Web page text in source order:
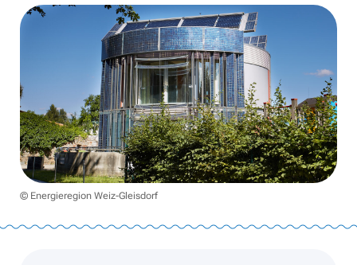
© Energieregion Weiz-Gleisdorf